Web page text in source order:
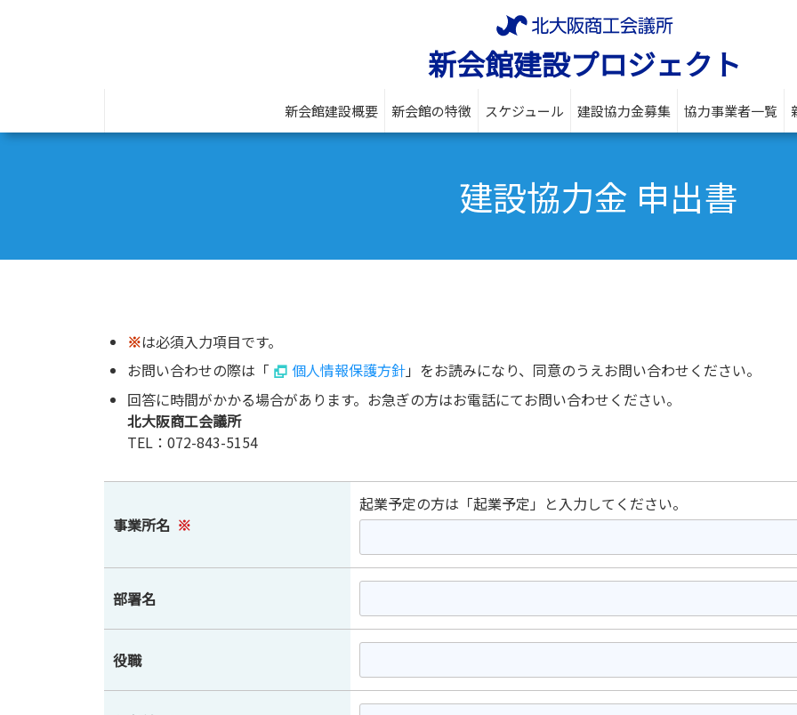
新会館建設プロジェクト
新会館建設概要 新会館の特徴 スケジュール 建設協力金募集 協力事業者一覧
建設協力金 申出書
※は必須入力項目です。
お問い合わせの際は「
個人情報保護方針」をお読みになり、同意のうえお問い合わせください。
回答に時間がかかる場合があります。お急ぎの方はお電話にてお問い合わせください。
北大阪商工会議所
TEL：072-843-5154
事業所名 ※
起業予定の方は「起業予定」と入力してください。
部署名
役職